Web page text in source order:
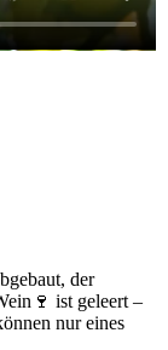
der
ist geleert –
nur eines